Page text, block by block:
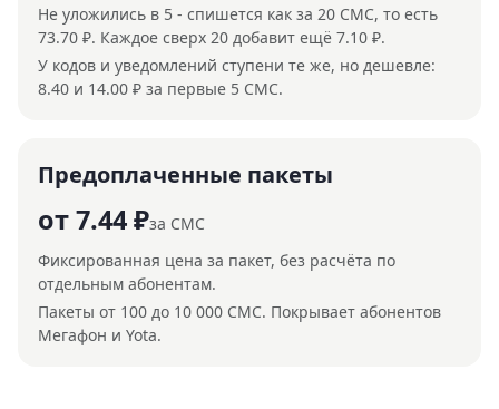
Не уложились в 5 - спишется как за 20 СМС, то есть
73.70 ₽. Каждое сверх 20 добавит ещё 7.10 ₽.
У кодов и уведомлений ступени те же, но дешевле:
8.40 и 14.00 ₽ за первые 5 СМС.
Предоплаченные пакеты
от 7.44 ₽за СМС
Фиксированная цена за пакет, без расчёта по
отдельным абонентам.
Пакеты от 100 до 10 000 СМС. Покрывает абонентов
Мегафон и Yota.